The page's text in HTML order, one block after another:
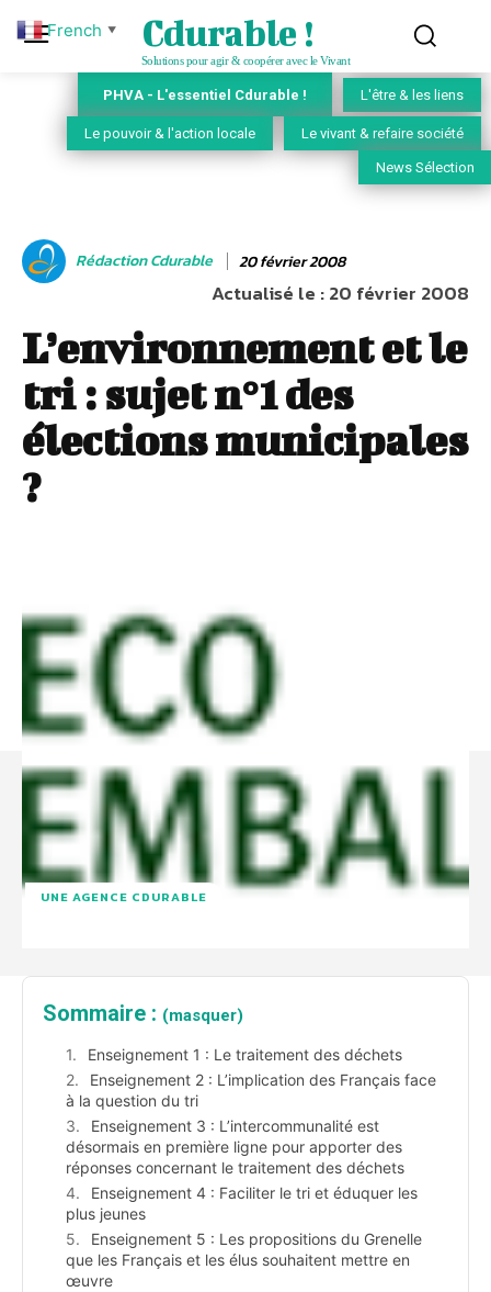
Cdurable !
Solutions pour agir & coopérer avec le Vivant
PHVA - L'essentiel Cdurable ! L'être & les liens
Le pouvoir & l'action locale Le vivant & refaire société
News Sélection
Rédaction Cdurable 20 février 2008
Actualisé le :20 février 2008
L’environnement et le
tri : sujet n°1 des
élections municipales
?
UNE AGENCE CDURABLE
Sommaire : (masquer)
Enseignement 1 : Le traitement des déchets
Enseignement 2 : L’implication des Français face
à la question du tri
Enseignement 3 : L’intercommunalité est
désormais en première ligne pour apporter des
réponses concernant le traitement des déchets
Enseignement 4 : Faciliter le tri et éduquer les
plus jeunes
Enseignement 5 : Les propositions du Grenelle
que les Français et les élus souhaitent mettre en
œuvre
French ▼